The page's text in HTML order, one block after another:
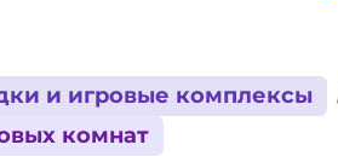
и игровые комплексы
комнат